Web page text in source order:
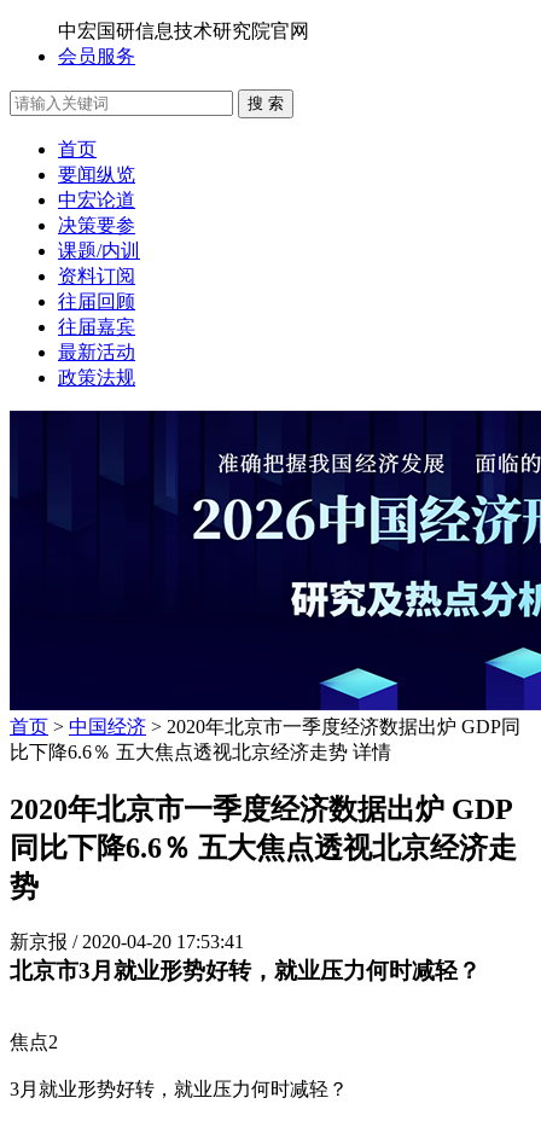
中宏国研信息技术研究院官网
会员服务
搜 索
首页
要闻纵览
中宏论道
决策要参
课题/内训
资料订阅
往届回顾
往届嘉宾
最新活动
政策法规
首页 > 中国经济 > 2020年北京市一季度经济数据出炉 GDP同
比下降6.6％ 五大焦点透视北京经济走势 详情
2020年北京市一季度经济数据出炉 GDP
同比下降6.6％ 五大焦点透视北京经济走
势
新京报 / 2020-04-20 17:53:41
北京市3月就业形势好转，就业压力何时减轻？
焦点2
3月就业形势好转，就业压力何时减轻？